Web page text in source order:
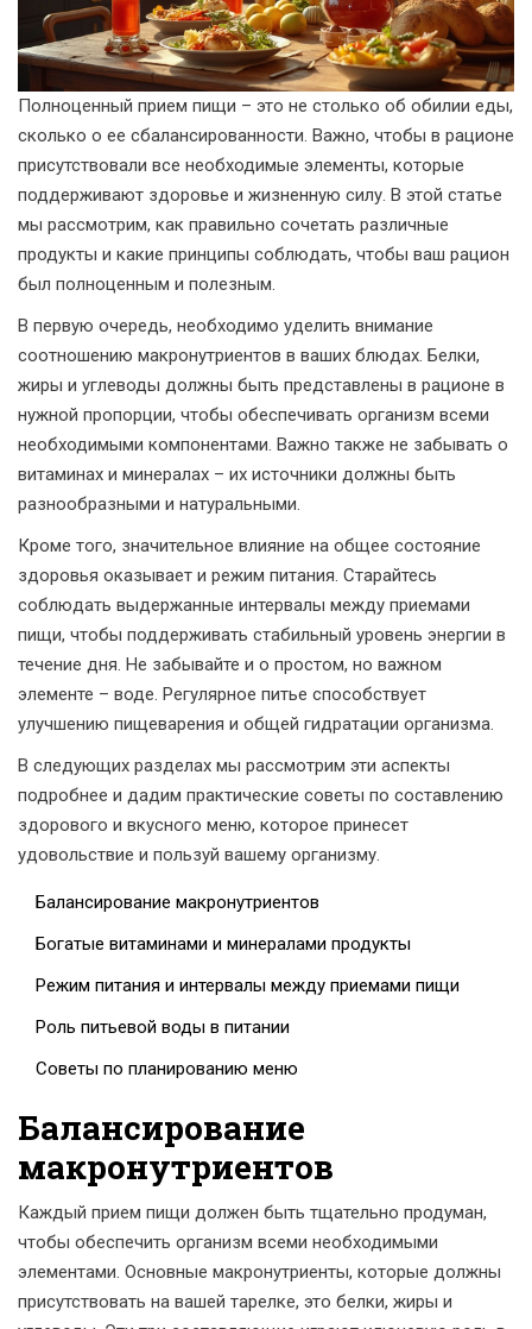
Полноценный прием пищи – это не столько об обилии еды,
сколько о ее сбалансированности. Важно, чтобы в рационе
присутствовали все необходимые элементы, которые
поддерживают здоровье и жизненную силу. В этой статье
мы рассмотрим, как правильно сочетать различные
продукты и какие принципы соблюдать, чтобы ваш рацион
был полноценным и полезным.
В первую очередь, необходимо уделить внимание
соотношению макронутриентов в ваших блюдах. Белки,
жиры и углеводы должны быть представлены в рационе в
нужной пропорции, чтобы обеспечивать организм всеми
необходимыми компонентами. Важно также не забывать о
витаминах и минералах – их источники должны быть
разнообразными и натуральными.
Кроме того, значительное влияние на общее состояние
здоровья оказывает и режим питания. Старайтесь
соблюдать выдержанные интервалы между приемами
пищи, чтобы поддерживать стабильный уровень энергии в
течение дня. Не забывайте и о простом, но важном
элементе – воде. Регулярное питье способствует
улучшению пищеварения и общей гидратации организма.
В следующих разделах мы рассмотрим эти аспекты
подробнее и дадим практические советы по составлению
здорового и вкусного меню, которое принесет
удовольствие и пользуй вашему организму.
Балансирование макронутриентов
Богатые витаминами и минералами продукты
Режим питания и интервалы между приемами пищи
Роль питьевой воды в питании
Советы по планированию меню
Балансирование
макронутриентов
Каждый прием пищи должен быть тщательно продуман,
чтобы обеспечить организм всеми необходимыми
элементами. Основные макронутриенты, которые должны
присутствовать на вашей тарелке, это белки, жиры и